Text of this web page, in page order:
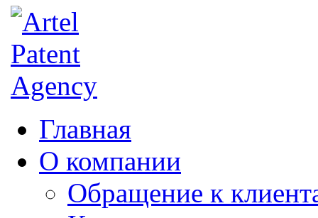
Главная
О компании
Обращение к